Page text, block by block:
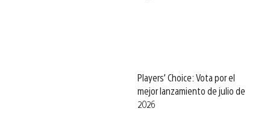
Players’ Choice: Vota por el
mejor lanzamiento de julio de
2026